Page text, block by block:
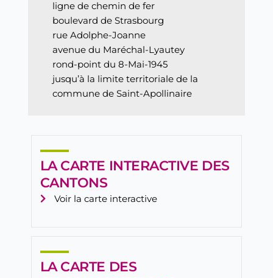
ligne de chemin de fer
boulevard de Strasbourg
rue Adolphe-Joanne
avenue du Maréchal-Lyautey
rond-point du 8-Mai-1945
jusqu’à la limite territoriale de la
commune de Saint-Apollinaire
LA CARTE INTERACTIVE DES
CANTONS
Voir la carte interactive
LA CARTE DES